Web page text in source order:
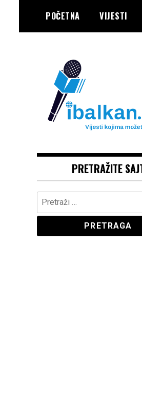
content
POČETNA VIJESTI
IBALKAN
PRETRAŽITE
Pretraga: